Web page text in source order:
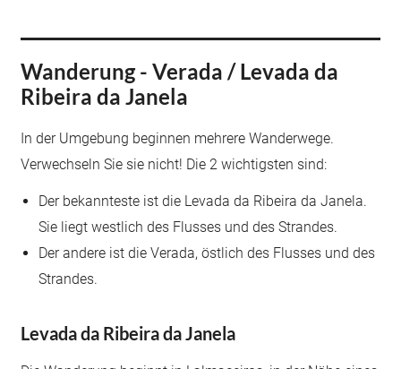
Wanderung - Verada / Levada da
Ribeira da Janela
In der Umgebung beginnen mehrere Wanderwege.
Verwechseln Sie sie nicht! Die 2 wichtigsten sind:
Der bekannteste ist die Levada da Ribeira da Janela.
Sie liegt westlich des Flusses und des Strandes.
Der andere ist die Verada, östlich des Flusses und des
Strandes.
Levada da Ribeira da Janela